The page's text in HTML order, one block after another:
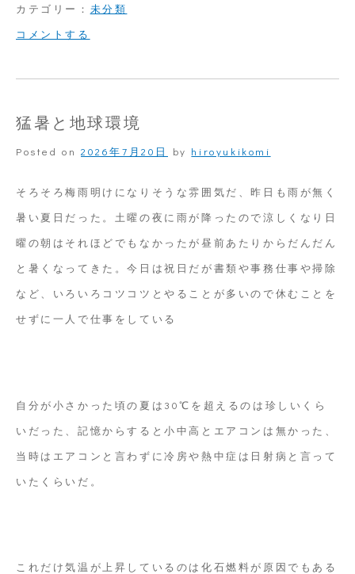
カテゴリー： 未分類
コメントする
策
猛暑と地球環境
Posted on 2026年7月20日 by hiroyukikomi
そろそろ梅雨明けになりそうな雰囲気だ、昨日も雨が無く
暑い夏日だった。土曜の夜に雨が降ったので涼しくなり日
曜の朝はそれほどでもなかったが昼前あたりからだんだん
と暑くなってきた。今日は祝日だが書類や事務仕事や掃除
など、いろいろコツコツとやることが多いので休むことを
せずに一人で仕事をしている
自分が小さかった頃の夏は30℃を超えるのは珍しいくら
いだった、記憶からすると小中高とエアコンは無かった、
当時はエアコンと言わずに冷房や熱中症は日射病と言って
いたくらいだ。
これだけ気温が上昇しているのは化石燃料が原因でもある